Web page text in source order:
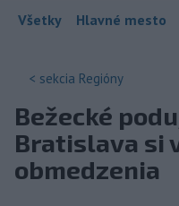
Všetky Hlavné mesto
< sekcia Regióny
Bežecké
Bratislava si
obmedzenia